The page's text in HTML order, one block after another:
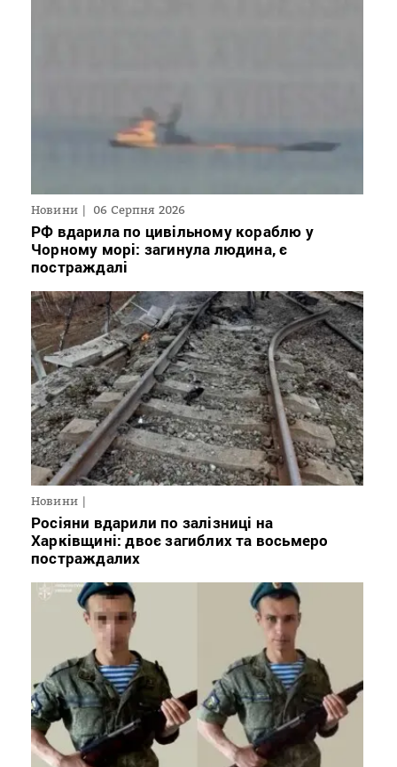
Новини 06 Серпня 2026
РФ вдарила по цивільному кораблю у
Чорному морі: загинула людина, є
постраждалі
Новини
Росіяни вдарили по залізниці на
Харківщині: двоє загиблих та восьмеро
постраждалих